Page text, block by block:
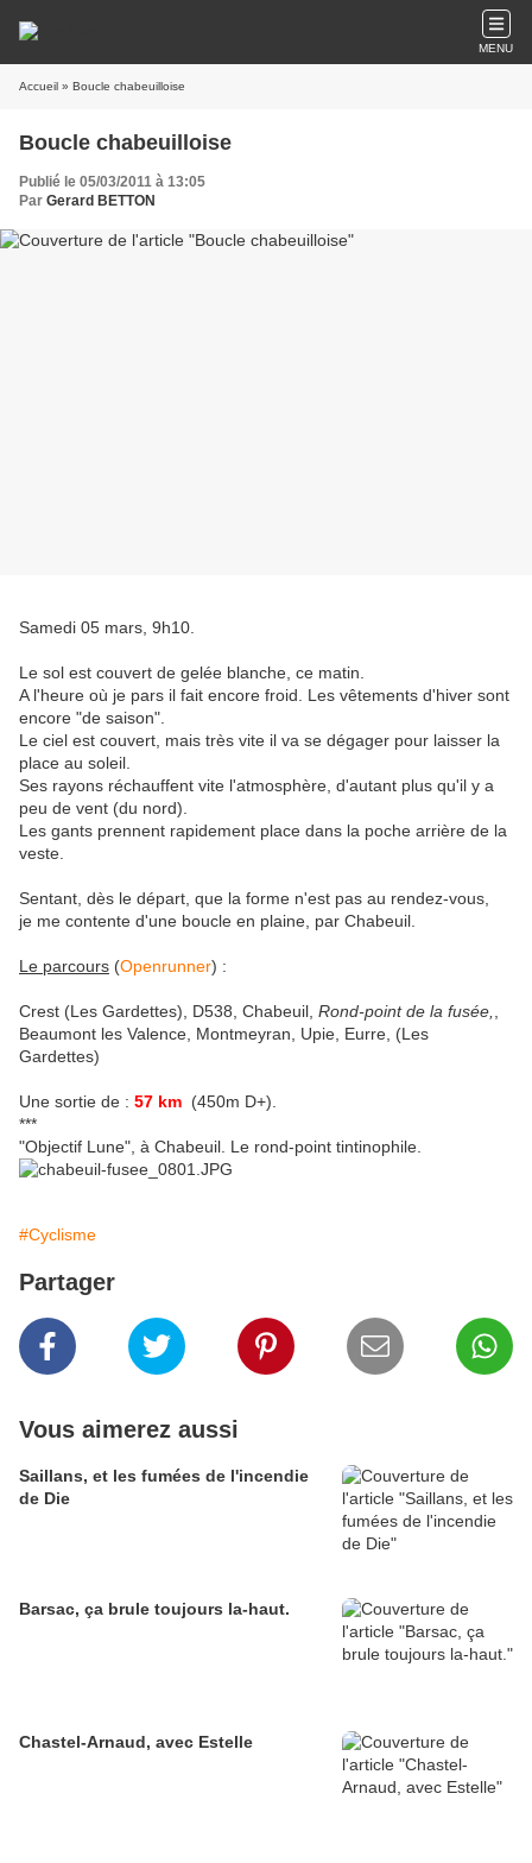
MENU
Accueil » Boucle chabeuilloise
Boucle chabeuilloise
Publié le 05/03/2011 à 13:05
Par Gerard BETTON
Samedi 05 mars, 9h10.
Le sol est couvert de gelée blanche, ce matin.
A l'heure où je pars il fait encore froid. Les vêtements d'hiver sont
encore "de saison".
Le ciel est couvert, mais très vite il va se dégager pour laisser la
place au soleil.
Ses rayons réchauffent vite l'atmosphère, d'autant plus qu'il y a
peu de vent (du nord).
Les gants prennent rapidement place dans la poche arrière de la
veste.
Sentant, dès le départ, que la forme n'est pas au rendez-vous,
je me contente d'une boucle en plaine, par Chabeuil.
Le parcours (Openrunner) :
Crest (Les Gardettes), D538, Chabeuil, Rond-point de la fusée,
Beaumont les Valence, Montmeyran, Upie, Eurre, (Les
Gardettes)
Une sortie de : 57 km (450m D+).
***
"Objectif Lune", à Chabeuil. Le rond-point tintinophile.
#Cyclisme
Partager
Vous aimerez aussi
Saillans, et les fumées de l'incendie
de Die
Barsac, ça brule toujours la-haut.
Chastel-Arnaud, avec Estelle